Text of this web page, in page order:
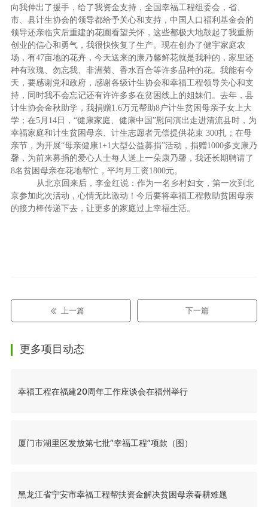
向我伸出了援手，给了我资金支持，全国幸福工程组委会，省、
市、县计生协会的领导都给予关心和支持，中国人口福利基金会的
领导还亲临灾后重建的花圃看望关怀，这些都极大地鼓起了我重新
创业的信心和勇气，我很快恢复了生产。现在创办了健宇家庭农
场，有47亩地的花卉，今天送来的康乃馨鲜花就是我种的，家里还
种有玫瑰、勿忘我、非洲菊、香水百合等许多品种的花。我能有今
天，要感谢党和政府，感谢各级计生协会和幸福工程领导关心和支
持，同时我不会忘记还有许许多多在贫困线上的姐妹们。去年，县
计生协会金秋助学，我捐赠1.6万元帮助8户计生贫困母亲子女上大
学；在5月14日，“健康家庭、健康中国”慰问演出走进清流县时，为
幸福家庭和计生贫困母亲、计生志愿者无偿提供花束 300扎；在母
亲节，为开展“母亲健康1+1大型公益募捐”活动，捐赠1000多支康乃
馨，为前来募捐的爱心人士每人送上一朵康乃馨，我还长期聘请了
8名贫困母亲在花地帮忙，平均月工资1800元。
从北京回来后，李金红说：作为一名乡村妇女，第一次到北
京参加此次活动，心情无比激动！今后要将幸福工程救助贫困母亲
的接力棒传递下去，让更多的家庭过上幸福生活。
上一篇 下一篇
更多项目动态
幸福工程在福建20周年工作座谈会在福州举行
厦门市湖里区发放第七批“幸福工程”项款（图）
黑龙江省宁安市幸福工程帮扶资金解决贫困母亲春耕难题